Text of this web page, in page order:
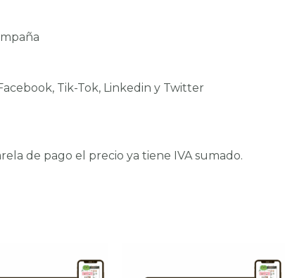
Tik-Tok, Linkedin y Twitter
de pago el precio ya tiene IVA sumado.